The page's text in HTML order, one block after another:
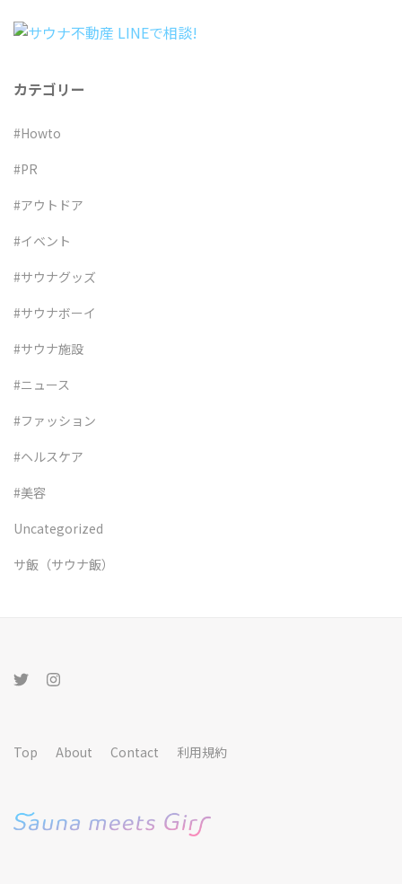
カテゴリー
#Howto
#PR
#アウトドア
#イベント
#サウナグッズ
#サウナボーイ
#サウナ施設
#ニュース
#ファッション
#ヘルスケア
#美容
Uncategorized
サ飯（サウナ飯）
Top About Contact 利用規約